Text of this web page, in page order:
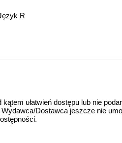
R
ułatwień dostępu lub nie
Dostawca jeszcze nie